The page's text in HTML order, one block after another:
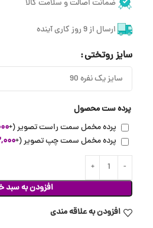
ضمانت اصالت و سلامت کالا
ارسال از 9 روز کاری آینده
سایز روتختی
پرده ست محصول
پرده مخمل سمت راست تصویر(+
پرده مخمل سمت چپ تصویر(+
افزودن به سبد
افزودن به علاقه مندی